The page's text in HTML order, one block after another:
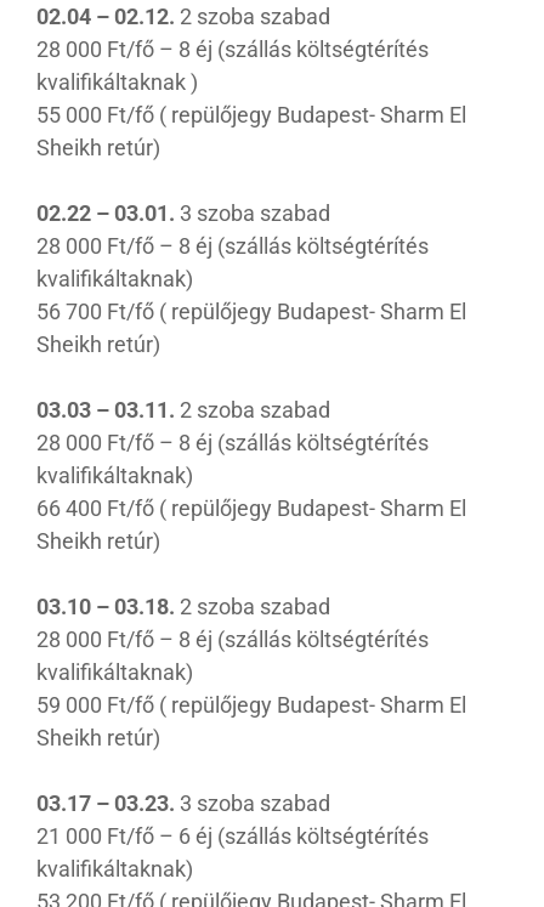
02.04 – 02.12. 2 szoba szabad
28 000 Ft/fő – 8 éj (szállás költségtérítés
kvalifikáltaknak )
55 000 Ft/fő ( repülőjegy Budapest- Sharm El
Sheikh retúr)
02.22 – 03.01. 3 szoba szabad
28 000 Ft/fő – 8 éj (szállás költségtérítés
kvalifikáltaknak)
56 700 Ft/fő ( repülőjegy Budapest- Sharm El
Sheikh retúr)
03.03 – 03.11. 2 szoba szabad
28 000 Ft/fő – 8 éj (szállás költségtérítés
kvalifikáltaknak)
66 400 Ft/fő ( repülőjegy Budapest- Sharm El
Sheikh retúr)
03.10 – 03.18. 2 szoba szabad
28 000 Ft/fő – 8 éj (szállás költségtérítés
kvalifikáltaknak)
59 000 Ft/fő ( repülőjegy Budapest- Sharm El
Sheikh retúr)
03.17 – 03.23. 3 szoba szabad
21 000 Ft/fő – 6 éj (szállás költségtérítés
kvalifikáltaknak)
53 200 Ft/fő ( repülőjegy Budapest- Sharm El